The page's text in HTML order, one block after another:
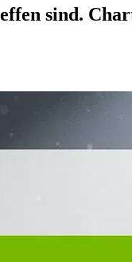
sind.